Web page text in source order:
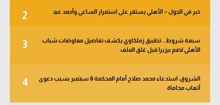
2 خبر في الجول – الأهلي يستقر على استمرار الساعي وأحمد عيد
3
سبعة شروط.. تطبيق زملكاوي يكشف تفاصيل مفاوضات شباب
الأهلي لضم بيزيرا قبل غلق الملف
4
الشروق: استدعاء محمد صلاح أمام المحكمة 6 سبتمبر بسبب دعوى
أتعاب محاماة